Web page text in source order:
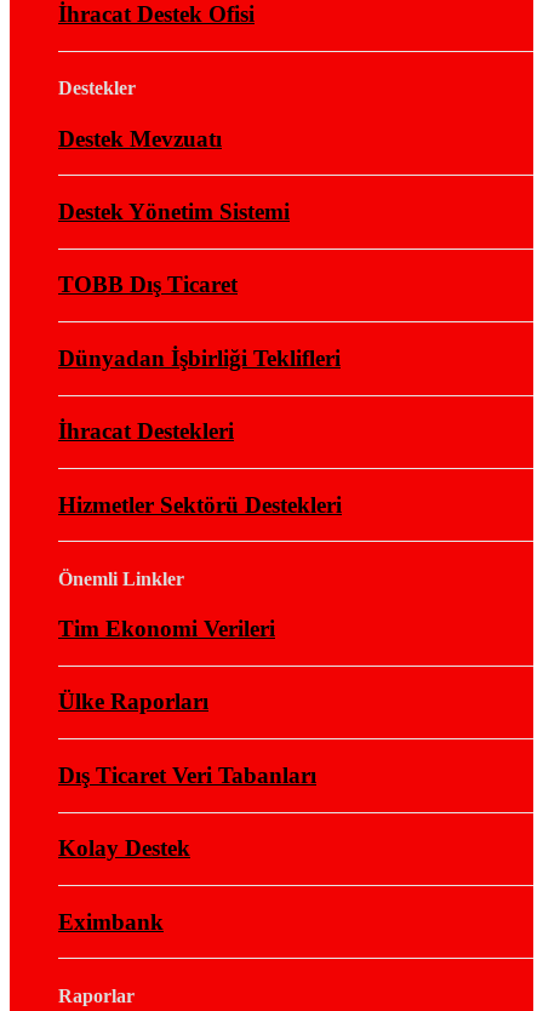
İhracat Destek Ofisi
Destekler
Destek Mevzuatı
Destek Yönetim Sistemi
TOBB Dış Ticaret
Dünyadan İşbirliği Teklifleri
İhracat Destekleri
Hizmetler Sektörü Destekleri
Önemli Linkler
Tim Ekonomi Verileri
Ülke Raporları
Dış Ticaret Veri Tabanları
Kolay Destek
Eximbank
Raporlar